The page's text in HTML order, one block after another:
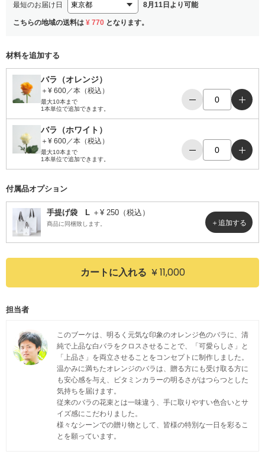
最短のお届け日 8月11日より可能
こちらの地域の送料は ¥ 770 となります。
材料を追加する
バラ（オレンジ）
＋¥ 600／本（税込）
最大10本まで
1本単位で追加できます。
− ＋
バラ（ホワイト）
＋¥ 600／本（税込）
最大10本まで
1本単位で追加できます。
− ＋
付属品オプション
手提げ袋 L ＋¥ 250（税込）
商品に同梱致します。
カートに入れる ¥ 11,000
担当者
このブーケは、明るく元気な印象のオレンジ色のバラに、清
純で上品な白バラをクロスさせることで、「可愛らしさ」と
「上品さ」を両立させることをコンセプトに制作しました。
温かみに満ちたオレンジのバラは、贈る方にも受け取る方に
も安心感を与え、ビタミンカラーの明るさがはつらつとした
気持ちを届けます。
従来のバラの花束とは一味違う、手に取りやすい色合いとサ
イズ感にこだわりました。
様々なシーンでの贈り物として、皆様の特別な一日を彩るこ
とを願っています。